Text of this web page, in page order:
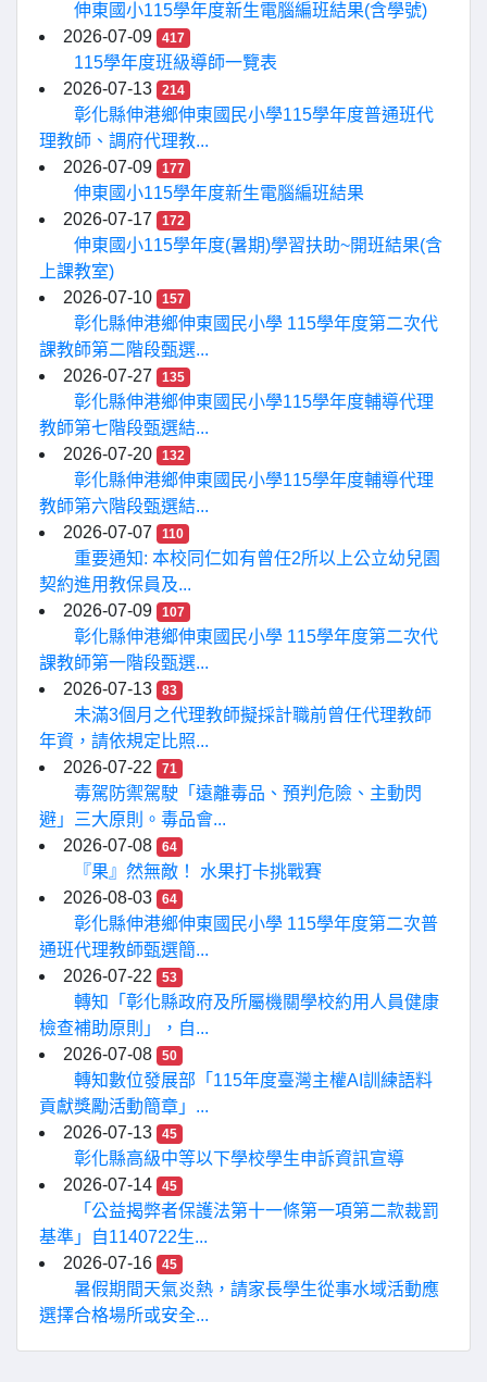
伸東國小115學年度新生電腦編班結果(含學號)
2026-07-09
417
115學年度班級導師一覽表
2026-07-13
214
彰化縣伸港鄉伸東國民小學115學年度普通班代
理教師、調府代理教...
2026-07-09
177
伸東國小115學年度新生電腦編班結果
2026-07-17
172
伸東國小115學年度(暑期)學習扶助~開班結果(含
上課教室)
2026-07-10
157
彰化縣伸港鄉伸東國民小學 115學年度第二次代
課教師第二階段甄選...
2026-07-27
135
彰化縣伸港鄉伸東國民小學115學年度輔導代理
教師第七階段甄選結...
2026-07-20
132
彰化縣伸港鄉伸東國民小學115學年度輔導代理
教師第六階段甄選結...
2026-07-07
110
重要通知: 本校同仁如有曾任2所以上公立幼兒園
契約進用教保員及...
2026-07-09
107
彰化縣伸港鄉伸東國民小學 115學年度第二次代
課教師第一階段甄選...
2026-07-13
83
未滿3個月之代理教師擬採計職前曾任代理教師
年資，請依規定比照...
2026-07-22
71
毒駕防禦駕駛「遠離毒品、預判危險、主動閃
避」三大原則。毒品會...
2026-07-08
64
『果』然無敵！ 水果打卡挑戰賽
2026-08-03
64
彰化縣伸港鄉伸東國民小學 115學年度第二次普
通班代理教師甄選簡...
2026-07-22
53
轉知「彰化縣政府及所屬機關學校約用人員健康
檢查補助原則」，自...
2026-07-08
50
轉知數位發展部「115年度臺灣主權AI訓練語料
貢獻獎勵活動簡章」...
2026-07-13
45
彰化縣高級中等以下學校學生申訴資訊宣導
2026-07-14
45
「公益揭弊者保護法第十一條第一項第二款裁罰
基準」自1140722生...
2026-07-16
45
暑假期間天氣炎熱，請家長學生從事水域活動應
選擇合格場所或安全...